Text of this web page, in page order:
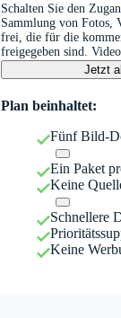
Schalten Sie den
Sammlung von Fotos,
frei, die für die
freigegeben sind.
Jetzt
Plan beinhaltet:
Fünf Bild-
Ein Paket
Keine
Schnellere
Keine